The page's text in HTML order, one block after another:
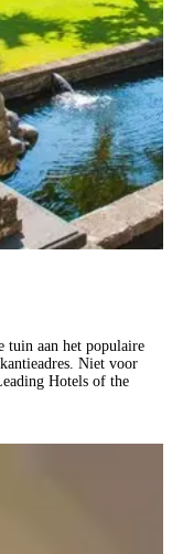
tuin aan het populaire
Niet voor
Hotels of the